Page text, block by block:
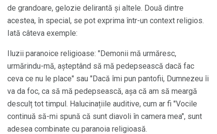
de grandoare, gelozie delirantă și altele. Două dintre
acestea, în special, se pot exprima într-un context religios.
Iată câteva exemple:
Iluzii paranoice religioase: "Demonii mă urmăresc,
urmărindu-mă, așteptând să mă pedepsească dacă fac
ceva ce nu le place" sau "Dacă îmi pun pantofii, Dumnezeu îi
va da foc, ca să mă pedepsească, așa că am să meargă
desculț tot timpul. Halucinațiile auditive, cum ar fi "Vocile
continuă să-mi spună că sunt diavoli în camera mea", sunt
adesea combinate cu paranoia religioasă.